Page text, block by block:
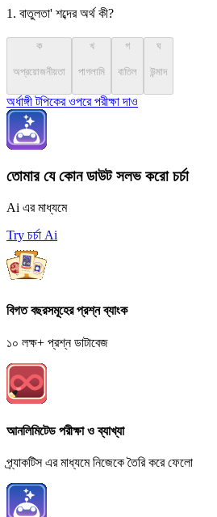
1. বাতুলতা' শব্দের অর্থ কী?
ক
অপ্রয়োজনীয়তা
খ
পাগলামি
গ
বাতিল
ঘ
উন্মাদ
অর্ধাঙ্গী টপিকের ওপরে পরীক্ষা দাও
তোমার যে কোন ডাউট সলভ করো চর্চা
Ai এর মাধ্যমে
Try চর্চা Ai
বিগত বছরসমূহের প্রশ্ন ব্যাংক
১০ লক্ষ+ প্রশ্ন ডাটাবেজ
আনলিমিটেড পরীক্ষা ও ব্যাখ্যা
প্র্যাকটিস এর মাধ্যমে নিজেকে তৈরি করে ফেলো